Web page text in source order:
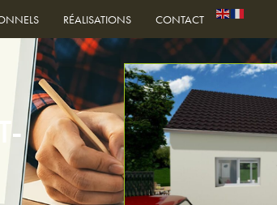
RÉALISATIONS CONTACT